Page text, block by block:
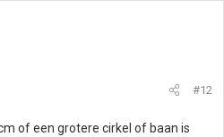
#12
of een grotere cirkel of baan is